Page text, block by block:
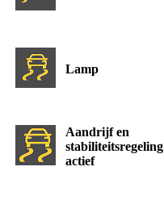
Lamp
Aandrijf en
stabiliteitsregeling
actief